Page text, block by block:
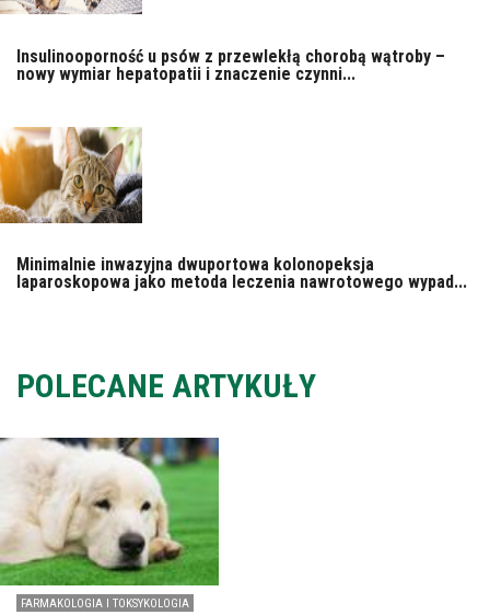
Insulinooporność u psów z przewlekłą chorobą wątroby –
nowy wymiar hepatopatii i znaczenie czynni...
Minimalnie inwazyjna dwuportowa kolonopeksja
laparoskopowa jako metoda leczenia nawrotowego wypad...
POLECANE ARTYKUŁY
FARMAKOLOGIA I TOKSYKOLOGIA